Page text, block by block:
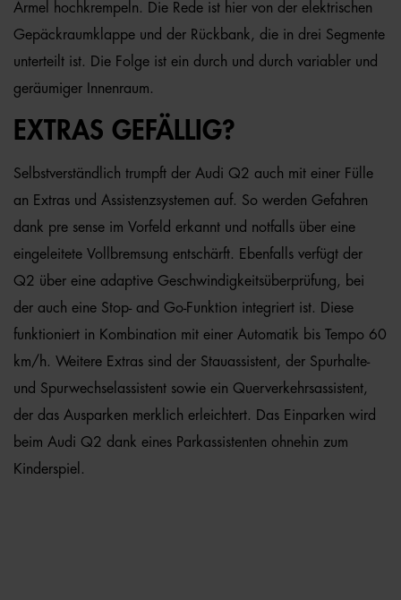
Ärmel hochkrempeln. Die Rede ist hier von der elektrischen
Gepäckraumklappe und der Rückbank, die in drei Segmente
unterteilt ist. Die Folge ist ein durch und durch variabler und
geräumiger Innenraum.
EXTRAS GEFÄLLIG?
Selbstverständlich trumpft der Audi Q2 auch mit einer Fülle
an Extras und Assistenzsystemen auf. So werden Gefahren
dank pre sense im Vorfeld erkannt und notfalls über eine
eingeleitete Vollbremsung entschärft. Ebenfalls verfügt der
Q2 über eine adaptive Geschwindigkeitsüberprüfung, bei
der auch eine Stop- and Go-Funktion integriert ist. Diese
funktioniert in Kombination mit einer Automatik bis Tempo 60
km/h. Weitere Extras sind der Stauassistent, der Spurhalte-
und Spurwechselassistent sowie ein Querverkehrsassistent,
der das Ausparken merklich erleichtert. Das Einparken wird
beim Audi Q2 dank eines Parkassistenten ohnehin zum
Kinderspiel.